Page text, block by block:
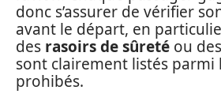
donc s’assurer de vérifier
avant le départ, en
des rasoirs de sûreté ou
sont clairement listés parmi
prohibés.